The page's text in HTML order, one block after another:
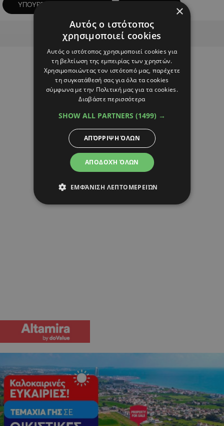
ΥΠΟΥΡΓΟΣ ΜΕΤΑΦΟΡΩΝ
Advertisement
×
Αυτός ο ιστότοπος
χρησιμοποιεί cookies
Αυτός ο ιστότοπος χρησιμοποιεί cookies για
τη βελτίωση της εμπειρίας των χρηστών.
Χρησιμοποιώντας τον ιστότοπό μας, παρέχετε
τη συγκατάθεσή σας για όλα τα cookies
σύμφωνα με την Πολιτική μας για τα cookies.
Διαβάστε περισσότερα
SHOW ALL PARTNERS (1499) →
ΑΠΟΔΟΧΉ ΌΛΩΝ
ΑΠΌΡΡΙΨΗ ΌΛΩΝ
ΕΜΦΆΝΙΣΗ ΛΕΠΤΟΜΕΡΕΙΏΝ